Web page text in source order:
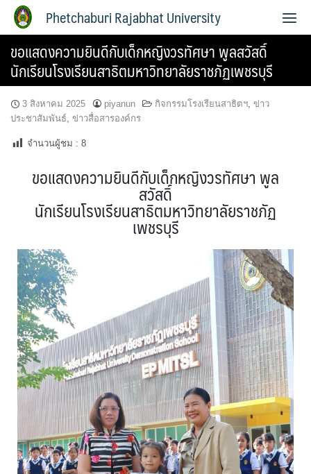
Phetchaburi Rajabhat University
ขอแสดงความยินดีกับเด็กหญิงวรทัศษา พูลสวัสดิ์
นักเรียนโรงเรียนสาธิตมหาวิทยาลัยราชภัฏเพชรบุรี
3 สิงหาคม 2025 piyanun กิจกรรมโรงเรียนสาธิตฯ, ข่าว
ประชาสัมพันธ์, ข่าวสื่อสารองค์กร
จำนวนผู้ชม : 8
ขอแสดงความยินดีกับเด็กหญิงวรทัศษา พูล
สวัสดิ์
นักเรียนโรงเรียนสาธิตมหาวิทยาลัยราชภัฏ
เพชรบุรี